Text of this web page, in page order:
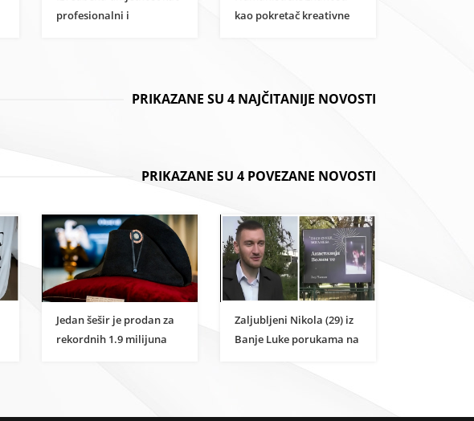
profesionalni i
kao pokretač kreativne
PRIKAZANE SU 4 NAJČITANIJE NOVOSTI
PRIKAZANE SU 4 POVEZANE NOVOSTI
Jedan šešir je prodan za
rekordnih 1.9 milijuna
Zaljubljeni Nikola (29) iz
Banje Luke porukama na